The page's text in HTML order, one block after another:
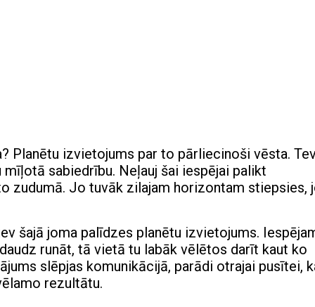
Planētu izvietojums par to pārliecinoši vēsta.
sabiedrību. Neļauj šai iespējai palikt
zudumā. Jo tuvāk zilajam horizontam stiepsies,
šajā joma palīdzes planētu izvietojums.
runāt, tā vietā tu labāk vēlētos darīt kaut ko
slēpjas komunikācijā, parādi otrajai pusītei,
rezultātu.